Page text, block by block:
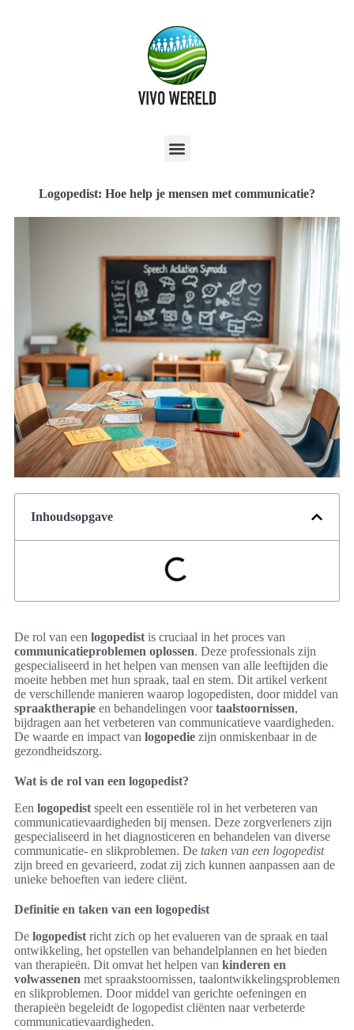
Logopedist: Hoe help je mensen met communicatie?
Inhoudsopgave
De rol van een logopedist is cruciaal in het proces van
communicatieproblemen oplossen. Deze professionals zijn
gespecialiseerd in het helpen van mensen van alle leeftijden die
moeite hebben met hun spraak, taal en stem. Dit artikel verkent
de verschillende manieren waarop logopedisten, door middel van
spraaktherapie en behandelingen voortaalstoornissen,
bijdragen aan het verbeteren van communicatieve vaardigheden.
De waarde en impact van logopedie zijn onmiskenbaar in de
gezondheidszorg.
Wat is de rol van een logopedist?
Een logopedist speelt een essentiële rol in het verbeteren van
communicatievaardigheden bij mensen. Deze zorgverleners zijn
gespecialiseerd in het diagnosticeren en behandelen van diverse
communicatie- en slikproblemen. De taken van een logopedist
zijn breed en gevarieerd, zodat zij zich kunnen aanpassen aan de
unieke behoeften van iedere cliënt.
Definitie en taken van een logopedist
De logopedist richt zich op het evalueren van de spraak en taal
ontwikkeling, het opstellen van behandelplannen en het bieden
van therapieën. Dit omvat het helpen van kinderen en
volwassenen met spraakstoornissen, taalontwikkelingsproblemen
en slikproblemen. Door middel van gerichte oefeningen en
therapieën begeleidt de logopedist cliënten naar verbeterde
communicatievaardigheden.